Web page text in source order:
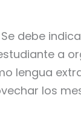
Se debe
a
lengua
los